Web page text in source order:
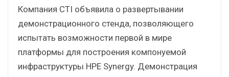
Компания CTI объявила о развертывании
демонстрационного стенда, позволяющего
испытать возможности первой в мире
платформы для построения компонуемой
инфраструктуры HPE Synergy. Демонстрация